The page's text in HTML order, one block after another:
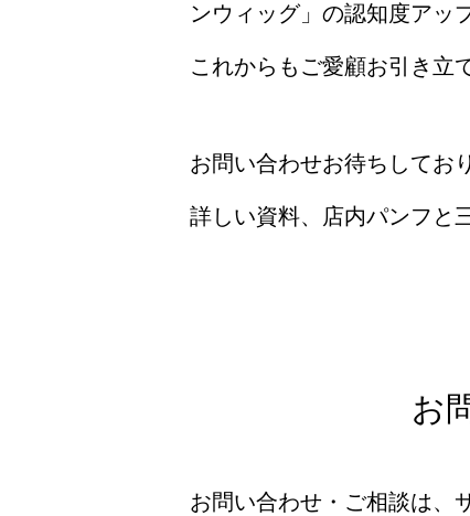
ンウィッグ」の認知度アッ
これからもご愛顧お引き立
お問い合わせお待ちしてお
詳しい資料、店内パンフと
お
お問い合わせ・ご相談は、